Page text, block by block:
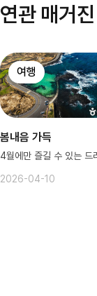
연관 매거진
여행
봄내음 가득
2026-04-10